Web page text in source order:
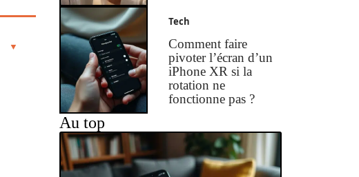
Tech
Comment faire
pivoter l’écran d’un
iPhone XR si la
rotation ne
fonctionne pas ?
Au top